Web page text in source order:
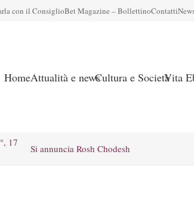
con il ConsiglioBet Magazine – BollettinoContatti
HomeAttualità e newsCultura e SocietàVita
17
Si annuncia Rosh Chodesh